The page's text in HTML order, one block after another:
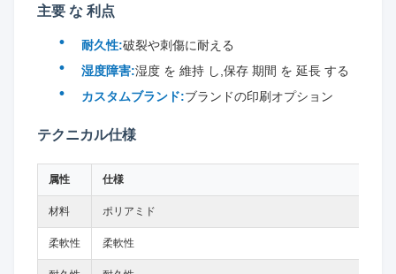
主要 な 利点
耐久性:破裂や刺傷に耐える
湿度障害:湿度 を 維持 し,保存 期間 を 延長 する
カスタムブランド:ブランドの印刷オプション
テクニカル仕様
属性 仕様
材料 ポリアミド
柔軟性 柔軟性